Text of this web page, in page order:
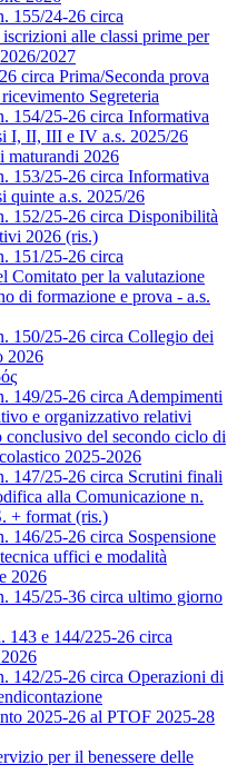
155/24-26 circa
alle classi prime per
2027
circa Prima/Seconda prova
Segreteria
154/25-26 circa Informativa
I, II, III e IV a.s. 2025/26
maturandi 2026
153/25-26 circa Informativa
quinte a.s. 2025/26
152/25-26 circa Disponibilità
2026 (ris.)
151/25-26 circa
Comitato per la valutazione
di formazione e prova - a.s.
150/25-26 circa Collegio dei
2026
149/25-26 circa Adempimenti
e organizzativo relativi
conclusivo del secondo ciclo di
2025-2026
147/25-26 circa Scrutini finali
alla Comunicazione n.
+ format (ris.)
146/25-26 circa Sospensione
uffici e modalità
2026
145/25-36 circa ultimo giorno
143 e 144/225-26 circa
142/25-26 circa Operazioni di
2025-26 al PTOF 2025-28
per il benessere delle